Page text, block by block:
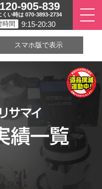
905-839
くい時は 070-3893-2734
時間 9:15-20:30
スマホ版で表示